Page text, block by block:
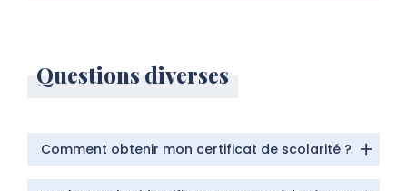
Questions diverses
Comment obtenir mon certificat de scolarité ?